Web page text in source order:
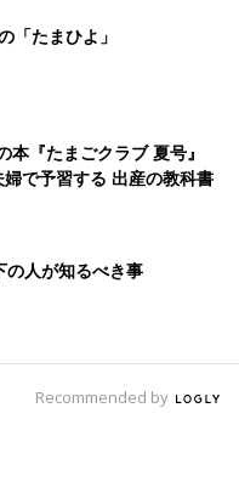
上がったらさらに出る。
産パッドして、「もしか
ていきたいもの持ってき
をまとめる。ちょいちょ
着いて用意。これは13日
きるまで6時間か...とい
か
分感覚で痛くなってく
た。胃腸炎は波がないの
トすると波が終わる。
「たまひよ」
本『たまごクラブ 夏号』
婦で予習する 出産の教科書
の人が知るべき事
Recommended by